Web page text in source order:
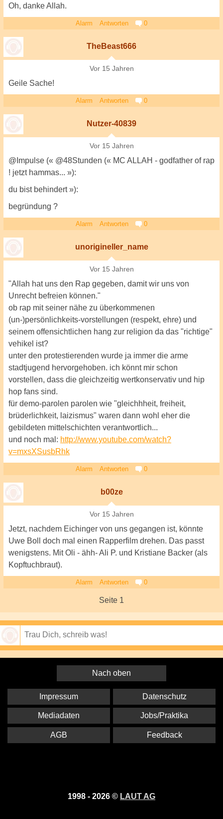
Oh, danke Allah.
Alarm Antworten 0
TheBeast666
Vor 15 Jahren
Geile Sache!
Alarm Antworten 0
Nutzer-40839
Vor 15 Jahren
@Impulse (« @48Stunden (« MC ALLAH - godfather of rap
! jetzt hammas... »):
du bist behindert »):
begründung ?
Alarm Antworten 0
unorigineller_name
Vor 15 Jahren
"Allah hat uns den Rap gegeben, damit wir uns von
Unrecht befreien können."
ob rap mit seiner nähe zu überkommenen
(un-)persönlichkeits-vorstellungen (respekt, ehre) und
seinem offensichtlichen hang zur religion da das "richtige"
vehikel ist?
unter den protestierenden wurde ja immer die arme
stadtjugend hervorgehoben. ich könnt mir schon
vorstellen, dass die gleichzeitig wertkonservativ und hip
hop fans sind.
für demo-parolen parolen wie "gleichhheit, freiheit,
brüderlichkeit, laizismus" waren dann wohl eher die
gebildeten mittelschichten verantwortlich...
und noch mal: http://www.youtube.com/watch?
v=mxsXSusbRhk
Alarm Antworten 0
b00ze
Vor 15 Jahren
Jetzt, nachdem Eichinger von uns gegangen ist, könnte
Uwe Boll doch mal einen Rapperfilm drehen. Das passt
wenigstens. Mit Oli - ähh- Ali P. und Kristiane Backer (als
Kopftuchbraut).
Alarm Antworten 0
Seite 1
Nach oben
1998 - 2026 © LAUT AG
Impressum Datenschutz
Mediadaten Jobs/Praktika
AGB Feedback